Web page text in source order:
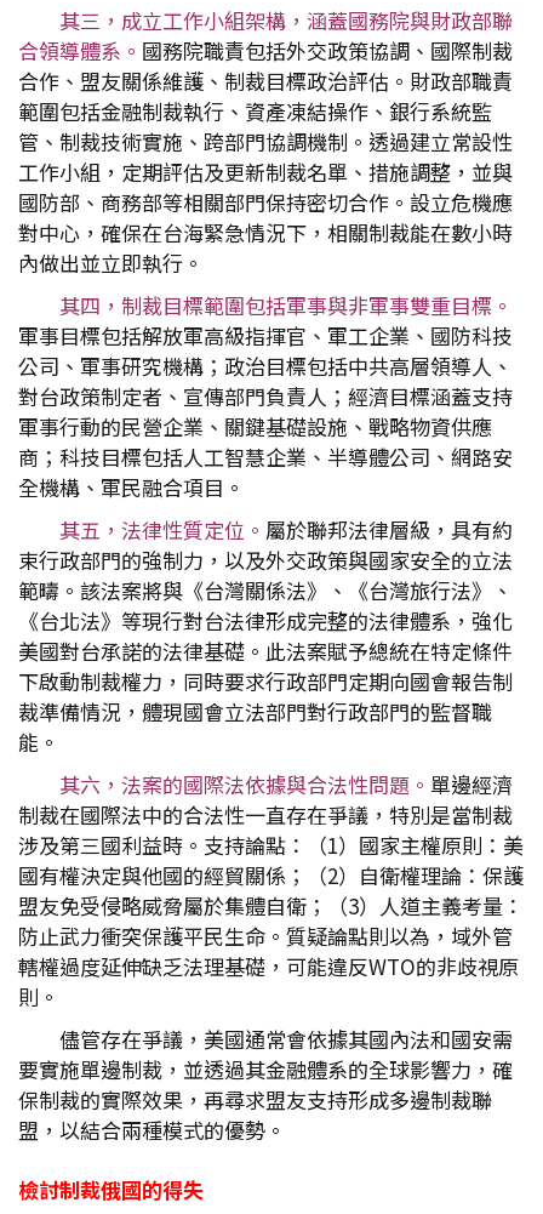
其三，成立工作小組架構，涵蓋國務院與財政部聯
合領導體系。 國務院職責包括外交政策協調、國際制裁
合作、盟友關係維護、制裁目標政治評估。財政部職責
範圍包括金融制裁執行、資產凍結操作、銀行系統監
管、制裁技術實施、跨部門協調機制。透過建立常設性
工作小組，定期評估及更新制裁名單、措施調整，並與
國防部、商務部等相關部門保持密切合作。設立危機應
對中心，確保在台海緊急情況下，相關制裁能在數小時
內做出並立即執行。
其四，制裁目標範圍包括軍事與非軍事雙重目標。
軍事目標包括解放軍高級指揮官、軍工企業、國防科技
公司、軍事研究機構；政治目標包括中共高層領導人、
對台政策制定者、宣傳部門負責人；經濟目標涵蓋支持
軍事行動的民營企業、關鍵基礎設施、戰略物資供應
商；科技目標包括人工智慧企業、半導體公司、網路安
全機構、軍民融合項目。
其五，法律性質定位。 屬於聯邦法律層級，具有約
束行政部門的強制力，以及外交政策與國家安全的立法
範疇。該法案將與《台灣關係法》、《台灣旅行法》、
《台北法》等現行對台法律形成完整的法律體系，強化
美國對台承諾的法律基礎。此法案賦予總統在特定條件
下啟動制裁權力，同時要求行政部門定期向國會報告制
裁準備情況，體現國會立法部門對行政部門的監督職
能。
其六，法案的國際法依據與合法性問題。 單邊經濟
制裁在國際法中的合法性一直存在爭議，特別是當制裁
涉及第三國利益時。支持論點：（1）國家主權原則：美
國有權決定與他國的經貿關係；（2）自衛權理論：保護
盟友免受侵略威脅屬於集體自衛；（3）人道主義考量：
防止武力衝突保護平民生命。質疑論點則以為，域外管
轄權過度延伸缺乏法理基礎，可能違反WTO的非歧視原
則。
儘管存在爭議，美國通常會依據其國內法和國安需
要實施單邊制裁，並透過其金融體系的全球影響力，確
保制裁的實際效果，再尋求盟友支持形成多邊制裁聯
盟，以結合兩種模式的優勢。
檢討制裁俄國的得失